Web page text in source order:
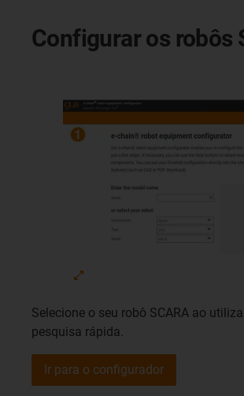
Configurar os robôs
Selecione o seu robô SCARA ao
pesquisa rápida.
Ir para o configurador